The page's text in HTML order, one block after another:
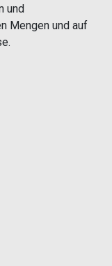
und
Mengen und auf